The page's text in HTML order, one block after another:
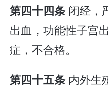
第四十四条 闭经，
出血，功能性子宫
症，不合格。
第四十五条 内外生